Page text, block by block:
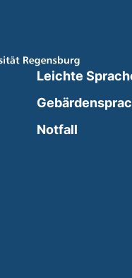
a new window)
Leichte
Notfall